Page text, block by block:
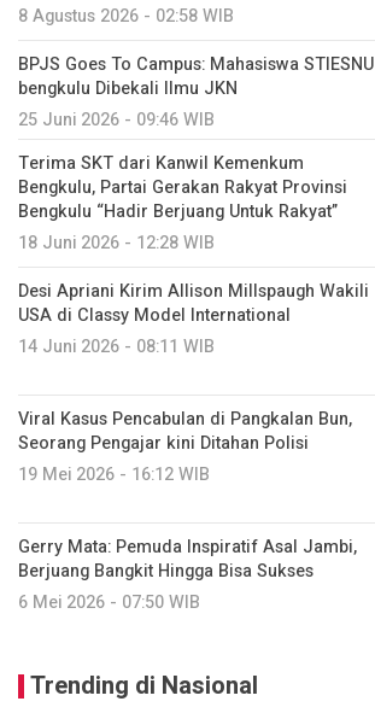
8 Agustus 2026 - 02:58 WIB
BPJS Goes To Campus: Mahasiswa STIESNU
bengkulu Dibekali Ilmu JKN
25 Juni 2026 - 09:46 WIB
Terima SKT dari Kanwil Kemenkum
Bengkulu, Partai Gerakan Rakyat Provinsi
Bengkulu “Hadir Berjuang Untuk Rakyat”
18 Juni 2026 - 12:28 WIB
Desi Apriani Kirim Allison Millspaugh Wakili
USA di Classy Model International
14 Juni 2026 - 08:11 WIB
Viral Kasus Pencabulan di Pangkalan Bun,
Seorang Pengajar kini Ditahan Polisi
19 Mei 2026 - 16:12 WIB
Gerry Mata: Pemuda Inspiratif Asal Jambi,
Berjuang Bangkit Hingga Bisa Sukses
6 Mei 2026 - 07:50 WIB
Trending di Nasional